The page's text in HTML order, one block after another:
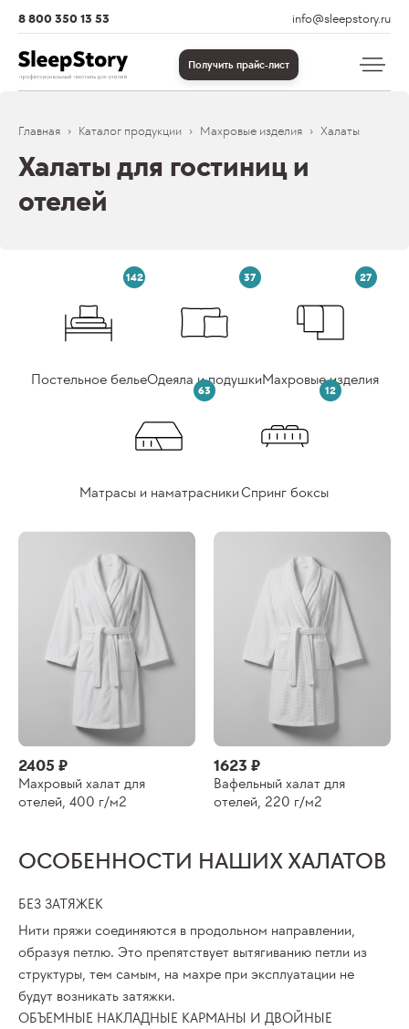
Получить прайс-лист
8 800 350 13 53 info@sleepstory.ru
Главная Каталог продукции Махровые изделия Халаты
Халаты для гостиниц и
отелей
142
Постельное белье
37
Одеяла и подушки
27
Махровые изделия
63
Матрасы и наматрасники
12
Спринг боксы
2405 ₽
Махровый халат для
отелей, 400 г/м2
1623 ₽
Вафельный халат для
отелей, 220 г/м2
ОСОБЕННОСТИ НАШИХ ХАЛАТОВ
БЕЗ ЗАТЯЖЕК
Нити пряжи соединяются в продольном направлении,
образуя петлю. Это препятствует вытягиванию петли из
структуры, тем самым, на махре при эксплуатации не
будут возникать затяжки.
ОБЪЕМНЫЕ НАКЛАДНЫЕ КАРМАНЫ И ДВОЙНЫЕ